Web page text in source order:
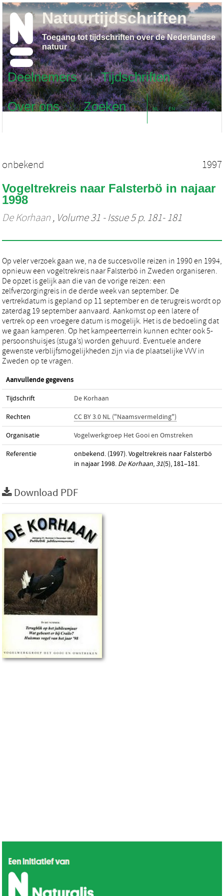
Deelnemers
Tijdschriften
Over ons
Zoeken NL EN
Natuurtijdschriften
Toegang tot tijdschriften over de Nederlandse
natuur
onbekend 1997
Vogeltrekreis naar Falsterbö in najaar
1998
De Korhaan , Volume 31 - Issue 5 p. 181- 181
Op veler verzoek gaan we, na de succesvolle reizen in 1990 en 1994,
opnieuw een vogeltrekreis naar Falsterbö in Zweden organiseren.
De opzet is gelijk aan die van de vorige reizen: een
zelfverzorgingreis in de derde week van september. De
vertrekdatum is gepland op 11 september en de terugreis wordt op
zaterdag 19 september aanvaard. Aankomst op een latere of
vertrek op een vroegere datum is mogelijk. Het is de bedoeling dat
we gaan kamperen. Op het kampeerterrein kunnen echter ook 5-
persoonshuisjes (stuga’s) worden gehuurd. Eventuele andere
gewenste verblijfsmogelijkheden zijn via de plaatselijke VVV in
Zweden op te vragen.
Aanvullende gegevens
Tijdschrift De Korhaan
Rechten CC BY 3.0 NL ("Naamsvermelding")
Organisatie Vogelwerkgroep Het Gooi en Omstreken
Referentie
onbekend. (1997). Vogeltrekreis naar Falsterbö
in najaar 1998. De Korhaan, 31(5), 181–181.
Download PDF